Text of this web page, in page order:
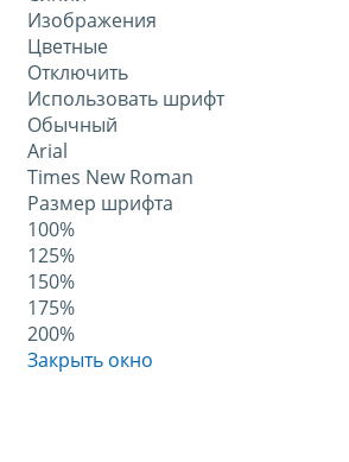
Изображения
Цветные
Отключить
Использовать шрифт
Обычный
Arial
Times New Roman
Размер шрифта
100%
125%
150%
175%
200%
Закрыть окно